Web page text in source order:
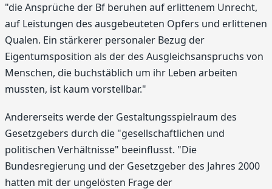
"die Ansprüche der Bf beruhen auf erlittenem Unrecht,
auf Leistungen des ausgebeuteten Opfers und erlittenen
Qualen. Ein stärkerer personaler Bezug der
Eigentumsposition als der des Ausgleichsanspruchs von
Menschen, die buchstäblich um ihr Leben arbeiten
mussten, ist kaum vorstellbar."
Andererseits werde der Gestaltungsspielraum des
Gesetzgebers durch die "gesellschaftlichen und
politischen Verhältnisse" beeinflusst. "Die
Bundesregierung und der Gesetzgeber des Jahres 2000
hatten mit der ungelösten Frage der